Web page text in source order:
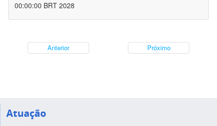
00:00:00 BRT 2028
Anterior Próximo
Atuação